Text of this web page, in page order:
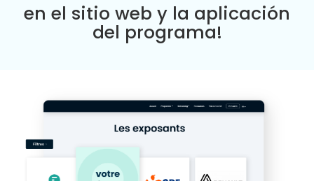
en el sitio web y la aplicación
del programa!